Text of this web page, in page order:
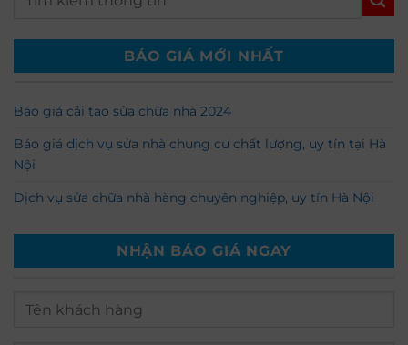
BÁO GIÁ MỚI NHẤT
Báo giá cải tạo sửa chữa nhà 2024
Báo giá dịch vụ sửa nhà chung cư chất lượng, uy tín tại Hà
Nội
Dịch vụ sửa chữa nhà hàng chuyên nghiệp, uy tín Hà Nội
NHẬN BÁO GIÁ NGAY